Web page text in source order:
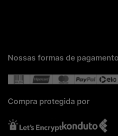
Nossas formas de
Compra protegida por